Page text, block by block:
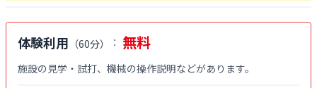
体験利用 （60分） ： 無料
施設の見学・試打、機械の操作説明などがあります。